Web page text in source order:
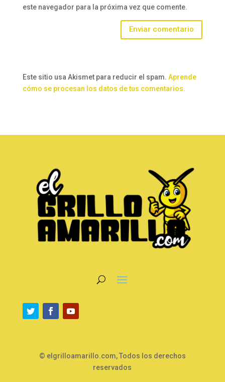
este navegador para la próxima vez que comente.
Enviar comentario
Este sitio usa Akismet para reducir el spam. Aprende
cómo se procesan los datos de tus comentarios.
© elgrilloamarillo.com, Todos los derechos
reservados